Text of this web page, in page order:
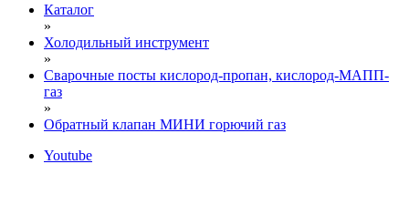
Каталог
»
Холодильный инструмент
»
Сварочные посты кислород-пропан, кислород-МАПП-
газ
»
Обратный клапан МИНИ горючий газ
Youtube